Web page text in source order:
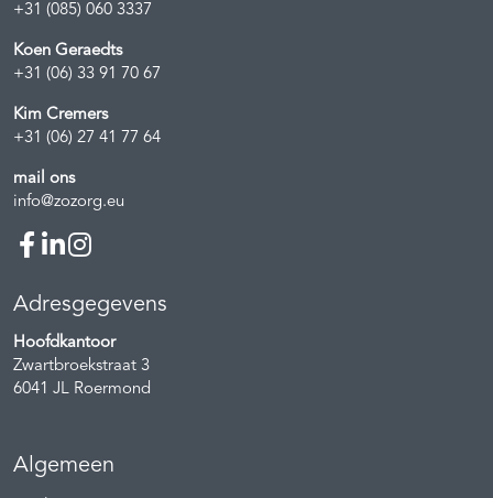
+31 (085) 060 3337
Koen Geraedts
+31 (06) 33 91 70 67
Kim Cremers
+31 (06) 27 41 77 64
mail ons
info@zozorg.eu
Adresgegevens
Hoofdkantoor
Zwartbroekstraat 3
6041 JL Roermond
Algemeen